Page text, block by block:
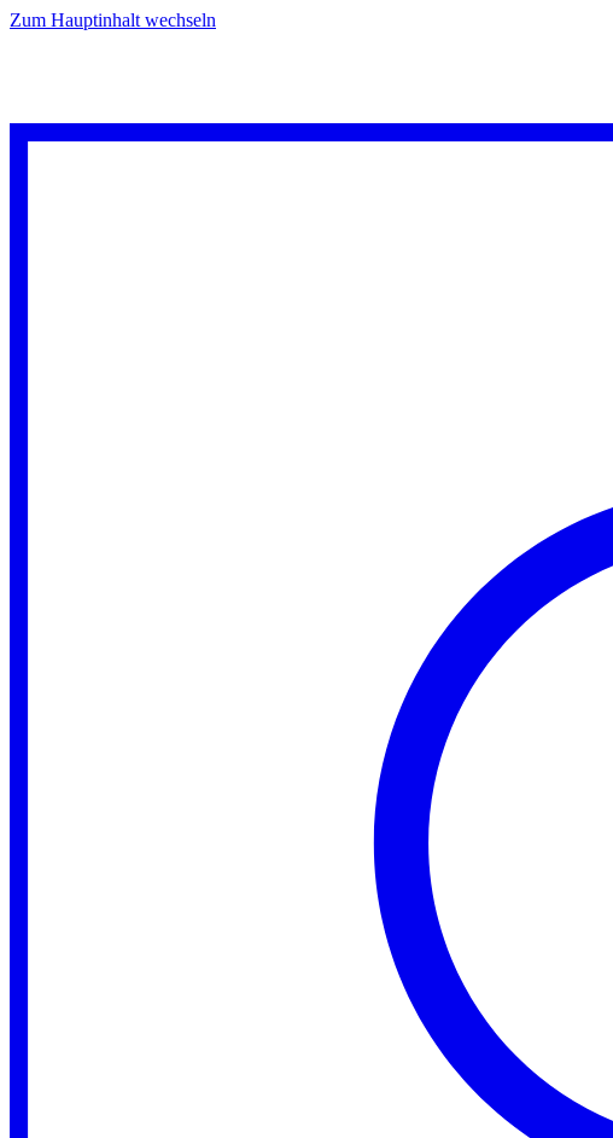
Zum Hauptinhalt wechseln